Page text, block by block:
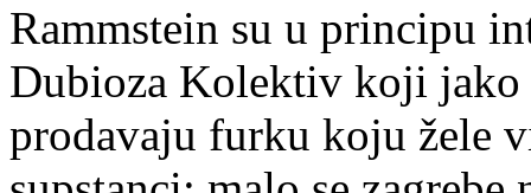
Rammstein su u principu
Dubioza Kolektiv koji
prodavaju furku koju žele